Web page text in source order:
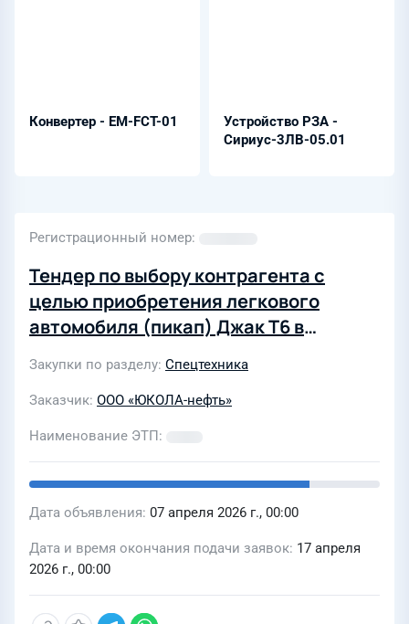
Конвертер - EM-FCT-01
Устройство РЗА -
Сириус-3ЛВ-05.01
Регистрационный номер
Тендер по выбору контрагента с
целью приобретения легкового
автомобиля (пикап) Джак Т6 в
Закупки по разделу Спецтехника
Заказчик ООО «ЮКОЛА-нефть»
Наименование ЭТП
Дата объявления 07 апреля 2026 г., 00:00
Дата и время окончания подачи заявок 17 апреля
2026 г., 00:00